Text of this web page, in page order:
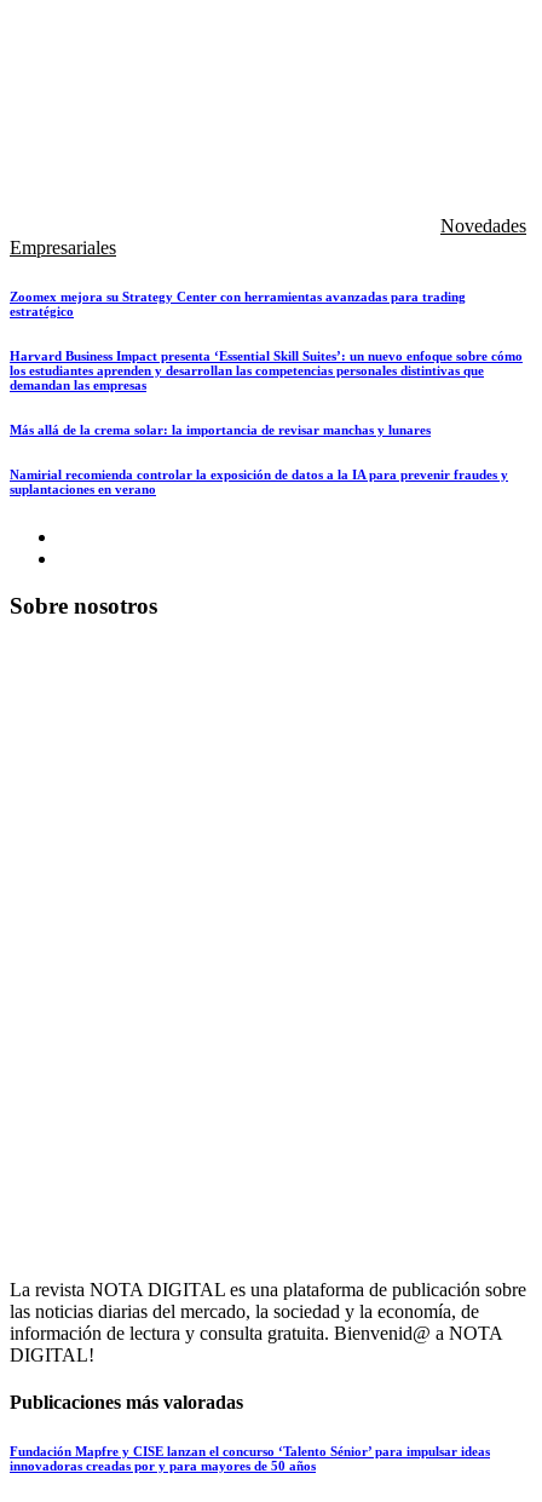
Novedades
Empresariales
Zoomex mejora su Strategy Center con herramientas avanzadas para trading
estratégico
Harvard Business Impact presenta ‘Essential Skill Suites’: un nuevo enfoque sobre cómo
los estudiantes aprenden y desarrollan las competencias personales distintivas que
demandan las empresas
Más allá de la crema solar: la importancia de revisar manchas y lunares
Namirial recomienda controlar la exposición de datos a la IA para prevenir fraudes y
suplantaciones en verano
Sobre nosotros
La revista NOTA DIGITAL es una plataforma de publicación sobre
las noticias diarias del mercado, la sociedad y la economía, de
información de lectura y consulta gratuita. Bienvenid@ a NOTA
DIGITAL!
Publicaciones más valoradas
Fundación Mapfre y CISE lanzan el concurso ‘Talento Sénior’ para impulsar ideas
innovadoras creadas por y para mayores de 50 años